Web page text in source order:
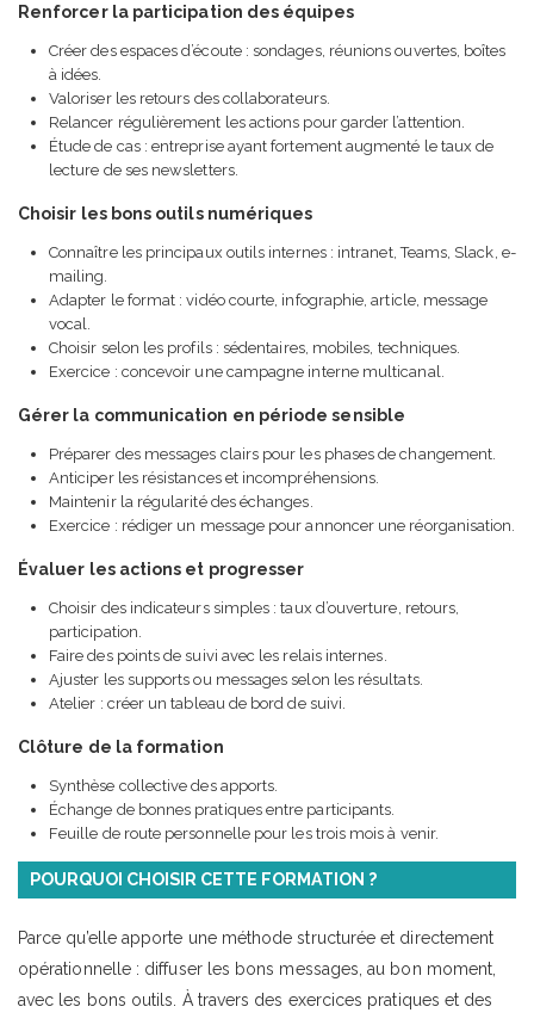
Renforcer la participation des équipes
Créer des espaces d’écoute : sondages, réunions ouvertes, boîtes
à idées.
Valoriser les retours des collaborateurs.
Relancer régulièrement les actions pour garder l’attention.
Étude de cas : entreprise ayant fortement augmenté le taux de
lecture de ses newsletters.
Choisir les bons outils numériques
Connaître les principaux outils internes : intranet, Teams, Slack, e-
mailing.
Adapter le format : vidéo courte, infographie, article, message
vocal.
Choisir selon les profils : sédentaires, mobiles, techniques.
Exercice : concevoir une campagne interne multicanal.
Gérer la communication en période sensible
Préparer des messages clairs pour les phases de changement.
Anticiper les résistances et incompréhensions.
Maintenir la régularité des échanges.
Exercice : rédiger un message pour annoncer une réorganisation.
Évaluer les actions et progresser
Choisir des indicateurs simples : taux d’ouverture, retours,
participation.
Faire des points de suivi avec les relais internes.
Ajuster les supports ou messages selon les résultats.
Atelier : créer un tableau de bord de suivi.
Clôture de la formation
Synthèse collective des apports.
Échange de bonnes pratiques entre participants.
Feuille de route personnelle pour les trois mois à venir.
POURQUOI CHOISIR CETTE FORMATION ?
Parce qu’elle apporte une méthode structurée et directement
opérationnelle : diffuser les bons messages, au bon moment,
avec les bons outils. À travers des exercices pratiques et des